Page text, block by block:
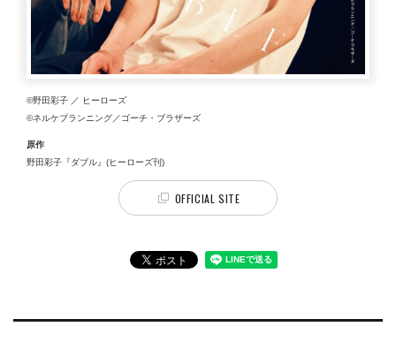
©野田彩子 ／ ヒーローズ
©ネルケプランニング／ゴーチ・ブラザーズ
原作
野田彩子『ダブル』(ヒーローズ刊)
OFFICIAL SITE